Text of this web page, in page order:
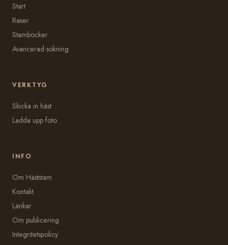
Start
Raser
Stamböcker
Avancerad sökning
VERKTYG
Skicka in häst
Ladda upp foto
INFO
Om Häststam
Kontakt
Länkar
Om publicering
Integritetspolicy